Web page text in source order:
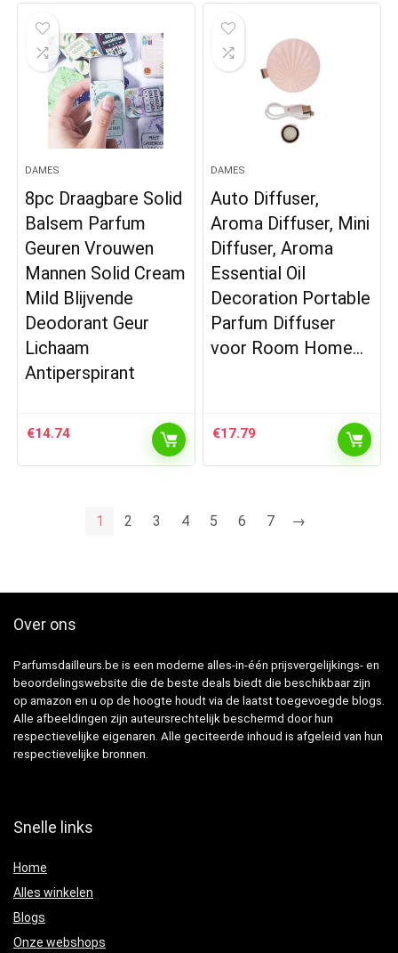
DAMES
8pc Draagbare Solid
Balsem Parfum
Geuren Vrouwen
Mannen Solid Cream
Mild Blijvende
Deodorant Geur
Lichaam
Antiperspirant
€14.74
DAMES
Auto Diffuser,
Aroma Diffuser, Mini
Diffuser, Aroma
Essential Oil
Decoration Portable
Parfum Diffuser
voor Room Home…
€17.79
1 2 3 4 5 6 7 →
Over ons
Parfumsdailleurs.be is een moderne alles-in-één prijsvergelijkings- en
beoordelingswebsite die de beste deals biedt die beschikbaar zijn
op amazon en u op de hoogte houdt via de laatst toegevoegde blogs.
Alle afbeeldingen zijn auteursrechtelijk beschermd door hun
respectievelijke eigenaren. Alle geciteerde inhoud is afgeleid van hun
respectievelijke bronnen.
Snelle links
Home
Alles winkelen
Blogs
Onze webshops